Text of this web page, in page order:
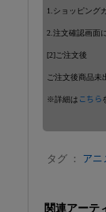
1.ショッピング
2.注文確認画面
[2]ご注文後
ご注文後商品未
※詳細は こちら
タグ ： アニ
関連アーテ